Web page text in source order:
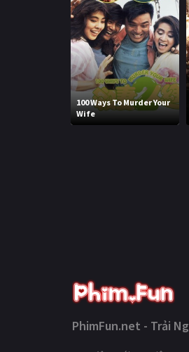
100 Ways To Murder Your
Wife
PhimFun.net - Trải